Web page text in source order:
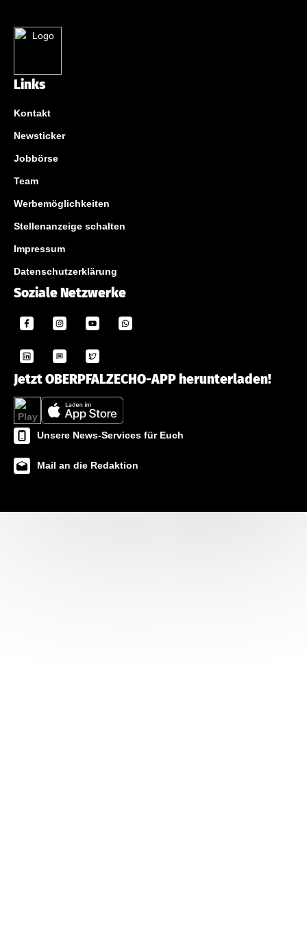
Links
Kontakt
Newsticker
Jobbörse
Team
Werbemöglichkeiten
Stellenanzeige schalten
Impressum
Datenschutzerklärung
Soziale Netzwerke
Jetzt OBERPFALZECHO-APP herunterladen!
Unsere News-Services für Euch
Mail an die Redaktion